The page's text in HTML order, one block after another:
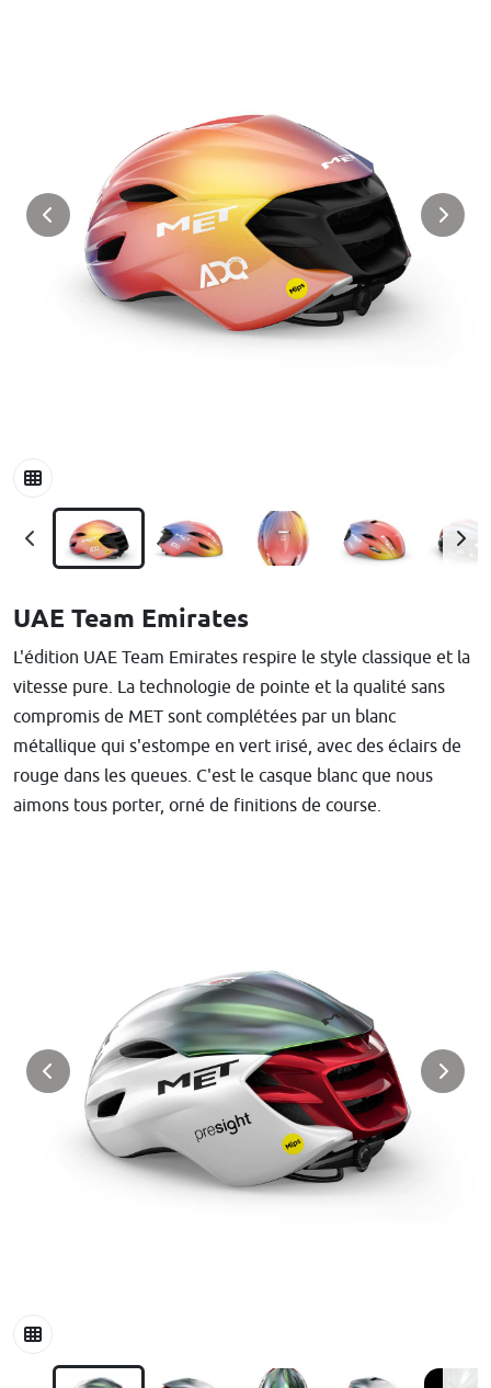
UAE Team Emirates
L'édition UAE Team Emirates respire le style classique et la
vitesse pure. La technologie de pointe et la qualité sans
compromis de MET sont complétées par un blanc
métallique qui s'estompe en vert irisé, avec des éclairs de
rouge dans les queues. C'est le casque blanc que nous
aimons tous porter, orné de finitions de course.